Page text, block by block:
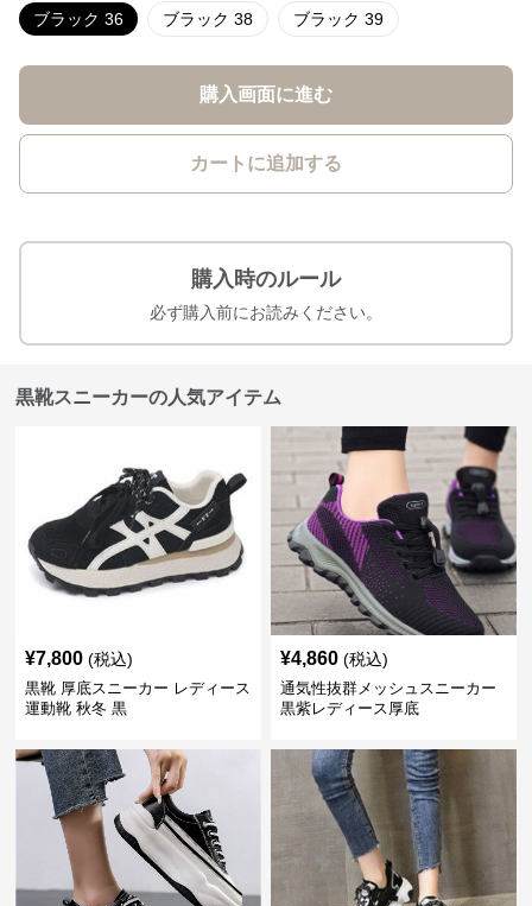
ブラック 36 ブラック 38 ブラック 39
購入画面に進む
カートに追加する
購入時のルール
必ず購入前にお読みください。
黒靴スニーカーの人気アイテム
¥7,800 (税込)
黒靴 厚底スニーカー レディース
運動靴 秋冬 黒
¥4,860 (税込)
通気性抜群メッシュスニーカー
黒紫レディース厚底